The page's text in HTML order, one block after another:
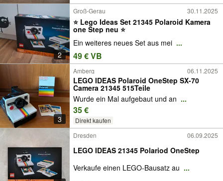
2
Groß-Gerau 30.11.2025
⭐️ Lego Ideas Set 21345 Polaroid Kamera
one Step neu ⭐️
Ein weiteres neues Set aus mei ...
49 € VB
3
Amberg 06.11.2025
LEGO IDEAS Polaroid OneStep SX-70
Camera 21345 515Teile
Wurde ein Mal aufgebaut und an ...
35 €
Direkt kaufen
Dresden 06.09.2025
LEGO IDEAS 21345 Polariod OneStep
Verkaufe einen LEGO-Bausatz au ...